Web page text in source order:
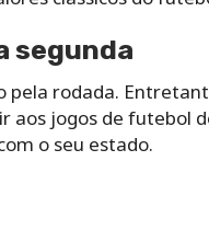
segunda
pela rodada.
aos jogos de futebol
o seu estado.